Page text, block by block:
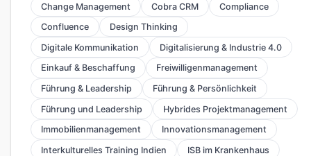
Change Management
Cobra CRM
Compliance
Confluence
Design Thinking
Digitale Kommunikation
Digitalisierung & Industrie 4.0
Einkauf & Beschaffung
Freiwilligenmanagement
Führung & Leadership
Führung & Persönlichkeit
Führung und Leadership
Hybrides Projektmanagement
Immobilienmanagement
Innovationsmanagement
Interkulturelles Training Indien
ISB im Krankenhaus